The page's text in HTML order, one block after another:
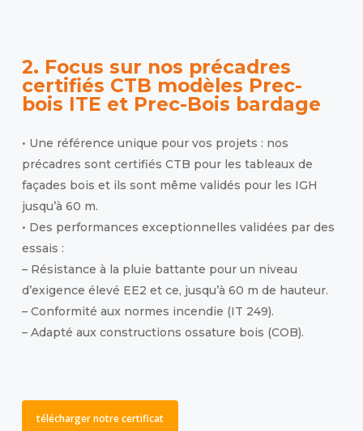
2. Focus sur nos précadres
certifiés CTB modèles Prec-
bois ITE et Prec-Bois bardage
• Une référence unique pour vos projets : nos
précadres sont certifiés CTB pour les tableaux de
façades bois et ils sont même validés pour les IGH
jusqu’à 60 m.
• Des performances exceptionnelles validées par des
essais :
– Résistance à la pluie battante pour un niveau
d’exigence élevé EE2 et ce, jusqu’à 60 m de hauteur.
– Conformité aux normes incendie (IT 249).
– Adapté aux constructions ossature bois (COB).
télécharger notre certificat